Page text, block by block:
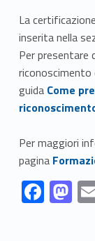
La
inserita nella
Per presentare
guida Link identifier #identifier__107545-1
Come
Per maggiori
pagina Link identifier #identifier__66171-2
Link identifier #identifier__125755-1
F
ac
Link identifier #identifier__191456-2 M
as
Link identifier #identifier__137540-3